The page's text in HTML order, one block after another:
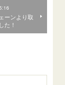
ーンより取
た！